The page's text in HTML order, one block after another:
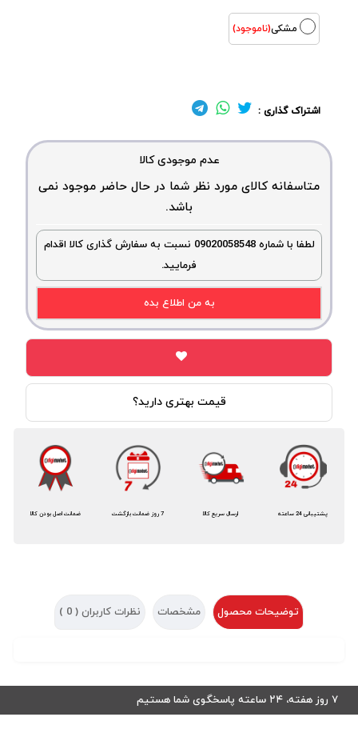
مشکی(ناموجود)
اشتراک گذاری :
عدم موجودی کالا
متاسفانه کالای مورد نظر شما در حال حاضر موجود نمی
باشد.
لطفا با شماره 09020058548 نسبت به سفارش گذاری کالا اقدام
فرمایید.
به من اطلاع بده
قیمت بهتری دارید؟
ضمانت اصل بودن کالا 7 روز ضمانت بازگشت ارسال سریع کالا پشتیبانی 24 ساعته
توضیحات محصول مشخصات نظرات کاربران ( 0
)
۷ روز هفته، ۲۴ ساعته پاسخگوی شما هستیم